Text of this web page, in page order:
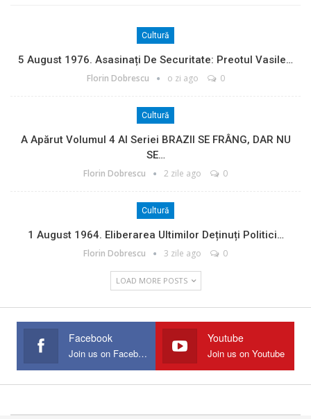
Cultură
5 August 1976. Asasinați De Securitate: Preotul Vasile…
Florin Dobrescu o zi ago 0
Cultură
A Apărut Volumul 4 Al Seriei BRAZII SE FRÂNG, DAR NU
SE…
Florin Dobrescu 2 zile ago 0
Cultură
1 August 1964. Eliberarea Ultimilor Deținuți Politici…
Florin Dobrescu 3 zile ago 0
LOAD MORE POSTS
Facebook
Join us on Facebook
Youtube
Join us on Youtube